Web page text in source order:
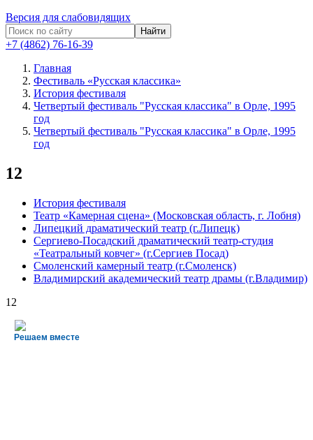
Версия для слабовидящих
Найти
+7 (4862) 76-16-39
Главная
Фестиваль «Русская классика»
История фестиваля
Четвертый фестиваль "Русская классика" в Орле, 1995
год
Четвертый фестиваль "Русская классика" в Орле, 1995
год
12
История фестиваля
Театр «Камерная сцена» (Московская область, г. Лобня)
Липецкий драматический театр (г.Липецк)
Сергиево-Посадский драматический театр-студия
«Театральный ковчег» (г.Сергиев Посад)
Смоленский камерный театр (г.Смоленск)
Владимирский академический театр драмы (г.Владимир)
12
Решаем вместе